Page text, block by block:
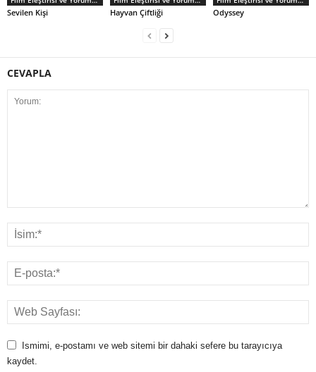
Sevilen Kişi Hayvan Çiftliği Odyssey
CEVAPLA
Ismimi, e-postamı ve web sitemi bir dahaki sefere bu tarayıcıya
kaydet.